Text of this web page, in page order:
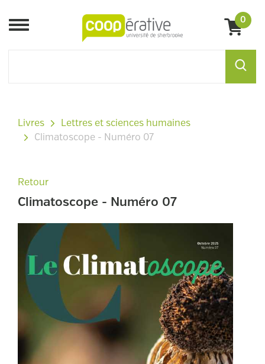
Menu
0
Livres
Lettres et sciences humaines
Climatoscope - Numéro 07
Retour
Climatoscope - Numéro 07